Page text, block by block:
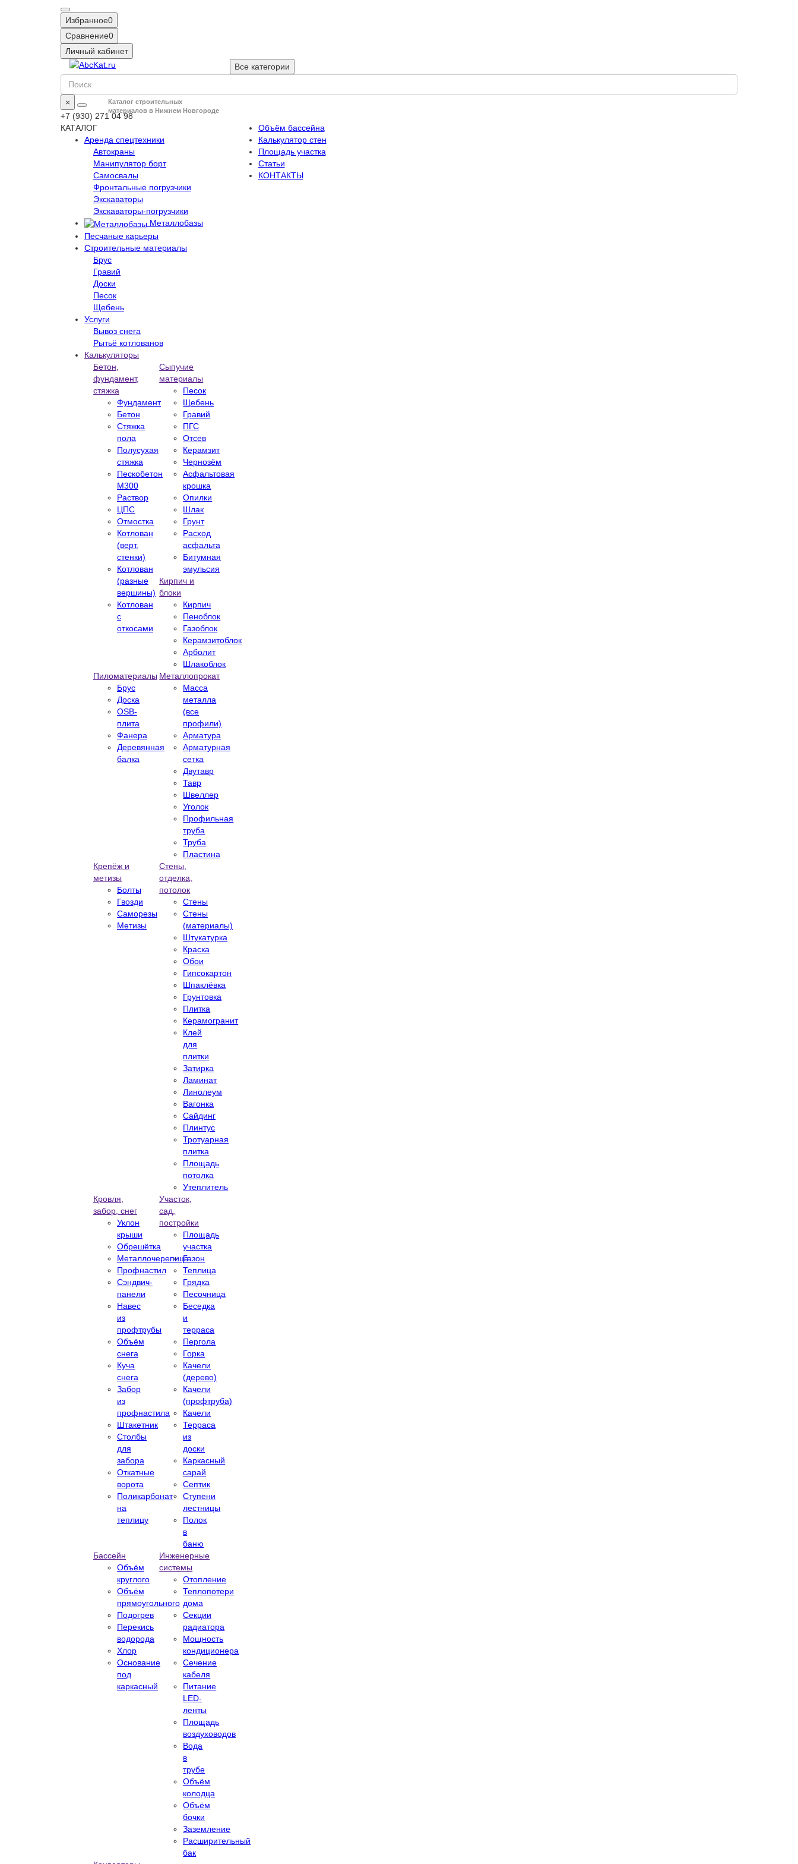
Избранное0
Сравнение0
Личный кабинет
Каталог строительных
материалов в Нижнем Новгороде
Все категории
×
+7 (930) 271 04 98
КАТАЛОГ
Аренда спецтехники
Автокраны
Манипулятор борт
Самосвалы
Фронтальные погрузчики
Экскаваторы
Экскаваторы-погрузчики
Металлобазы
Песчаные карьеры
Строительные материалы
Брус
Гравий
Доски
Песок
Щебень
Услуги
Вывоз снега
Рытьё котлованов
Калькуляторы
Бетон,
фундамент,
стяжка
Фундамент
Бетон
Стяжка
пола
Полусухая
стяжка
Пескобетон
М300
Раствор
ЦПС
Отмостка
Котлован
(верт.
стенки)
Котлован
(разные
вершины)
Котлован
с
откосами
Сыпучие
материалы
Песок
Щебень
Гравий
ПГС
Отсев
Керамзит
Чернозём
Асфальтовая
крошка
Опилки
Шлак
Грунт
Расход
асфальта
Битумная
эмульсия
Кирпич и
блоки
Кирпич
Пеноблок
Газоблок
Керамзитоблок
Арболит
Шлакоблок
Пиломатериалы
Брус
Доска
OSB-
плита
Фанера
Деревянная
балка
Металлопрокат
Масса
металла
(все
профили)
Арматура
Арматурная
сетка
Двутавр
Тавр
Швеллер
Уголок
Профильная
труба
Труба
Пластина
Крепёж и
метизы
Болты
Гвозди
Саморезы
Метизы
Стены,
отделка,
потолок
Стены
Стены
(материалы)
Штукатурка
Краска
Обои
Гипсокартон
Шпаклёвка
Грунтовка
Плитка
Керамогранит
Клей
для
плитки
Затирка
Ламинат
Линолеум
Вагонка
Сайдинг
Плинтус
Тротуарная
плитка
Площадь
потолка
Утеплитель
Кровля,
забор, снег
Уклон
крыши
Обрешётка
Металлочерепица
Профнастил
Сэндвич-
панели
Навес
из
профтрубы
Объём
снега
Куча
снега
Забор
из
профнастила
Штакетник
Столбы
для
забора
Откатные
ворота
Поликарбонат
на
теплицу
Участок,
сад,
постройки
Площадь
участка
Газон
Теплица
Грядка
Песочница
Беседка
и
терраса
Пергола
Горка
Качели
(дерево)
Качели
(профтруба)
Качели
Терраса
из
доски
Каркасный
сарай
Септик
Ступени
лестницы
Полок
в
баню
Бассейн
Объём
круглого
Объём
прямоугольного
Подогрев
Перекись
водорода
Хлор
Основание
под
каркасный
Инженерные
системы
Отопление
Теплопотери
дома
Секции
радиатора
Мощность
кондиционера
Сечение
кабеля
Питание
LED-
ленты
Площадь
воздуховодов
Вода
в
трубе
Объём
колодца
Объём
бочки
Заземление
Расширительный
бак
Объём бассейна
Калькулятор стен
Площадь участка
Статьи
КОНТАКТЫ